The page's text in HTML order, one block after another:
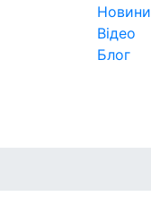
Новини
Відео
Блог